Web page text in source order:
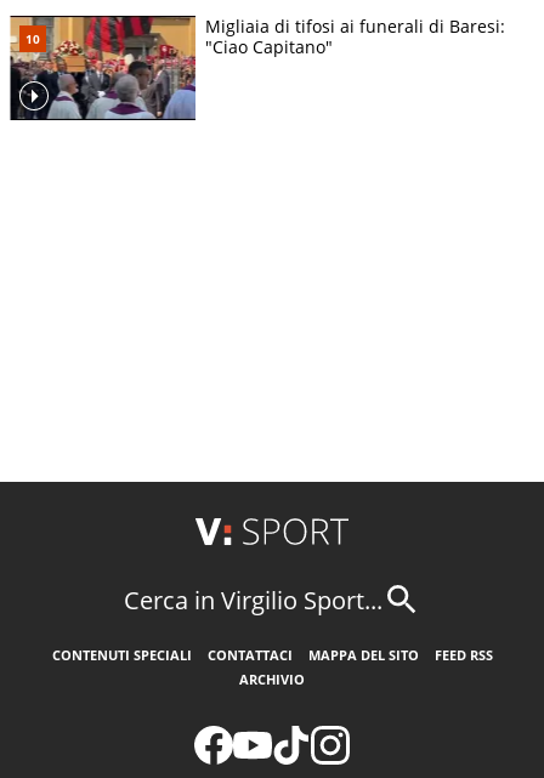
Migliaia di tifosi ai funerali di Baresi:
"Ciao Capitano"
Cerca in Virgilio Sport...
CONTENUTI SPECIALI CONTATTACI MAPPA DEL SITO
FEED RSS
ARCHIVIO